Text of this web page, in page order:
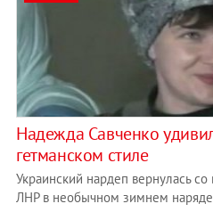
Надежда Савченко
гетманском стиле
Украинский нардеп вернулась
ЛНР в необычном зимнем